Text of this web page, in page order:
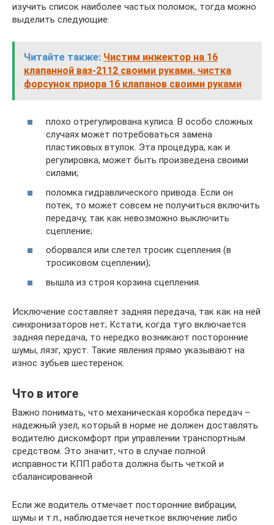
изучить список наиболее частых поломок, тогда можно
выделить следующие:
Читайте также: Чистим инжектор на 16
клапанной ваз-2112 своими руками. чистка
форсунок приора 16 клапанов своими руками
плохо отрегулирована кулиса. В особо сложных
случаях может потребоваться замена
пластиковых втулок. Эта процедура, как и
регулировка, может быть произведена своими
силами;
поломка гидравлического привода. Если он
потек, то может совсем не получиться включить
передачу, так как невозможно выключить
сцепление;
оборвался или слетел тросик сцепления (в
тросиковом сцеплении);
вышла из строя корзина сцепления.
Исключение составляет задняя передача, так как на ней
синхронизаторов нет; Кстати, когда туго включается
задняя передача, то нередко возникают посторонние
шумы, лязг, хруст. Такие явления прямо указывают на
износ зубьев шестеренок.
Что в итоге
Важно понимать, что механическая коробка передач –
надежный узел, который в норме не должен доставлять
водителю дискомфорт при управлении транспортным
средством. Это значит, что в случае полной
исправности КПП работа должна быть четкой и
сбалансированной
Если же водитель отмечает посторонние вибрации,
шумы и т.п., наблюдается нечеткое включение либо